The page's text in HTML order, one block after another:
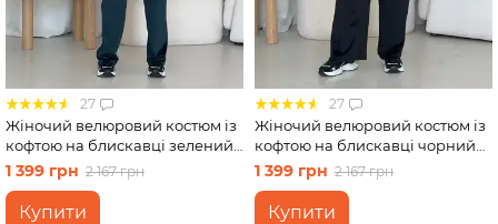
27
Жіночий велюровий костюм із
кофтою на блискавці зелений
Merlini Варна 100001266
розмір 46-48 (L-XL)
1 399 грн 2 167 грн
Купити
27
Жіночий велюровий костюм із
кофтою на блискавці чорний
Merlini Варна 100001261 розмір
50-52 (2XL-3XL)
1 399 грн 2 167 грн
Купити